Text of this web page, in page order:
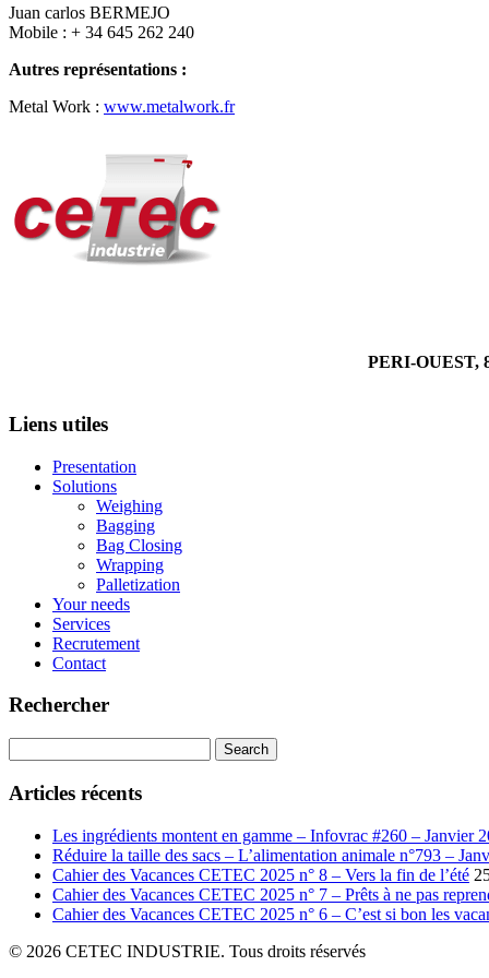
Juan carlos BERMEJO
Mobile : + 34 645 262 240
Autres représentations :
Metal Work : www.metalwork.fr
PERI-OUEST,
Liens utiles
Presentation
Solutions
Weighing
Bagging
Bag Closing
Wrapping
Palletization
Your needs
Services
Recrutement
Contact
Rechercher
for:
Articles récents
Les ingrédients montent en gamme – Infovrac #260 – Janvier
Réduire la taille des sacs – L’alimentation animale n°793 –
Cahier des Vacances CETEC 2025 n° 8 – Vers la fin de l’été
Cahier des Vacances CETEC 2025 n° 7 – Prêts à ne pas
Cahier des Vacances CETEC 2025 n° 6 – C’est si bon les
© 2026 CETEC INDUSTRIE. Tous droits réservés